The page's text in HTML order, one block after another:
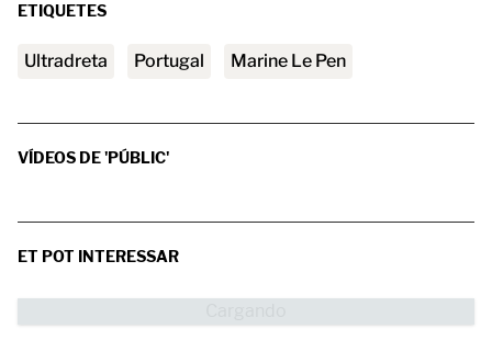
ETIQUETES
ultradreta Portugal Marine Le Pen
VÍDEOS DE 'PÚBLIC'
ET POT INTERESSAR